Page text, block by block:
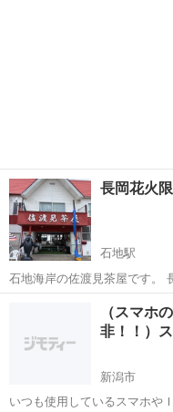
長岡花火
石地駅
石地海岸の佐渡見茶屋です。
海の家解放します。 満員にな
18:00〜翌10:00まで シャワー
す。 ※寝具等は...
（スマホ
非！！）
新潟市
いつも使用しているスマホや